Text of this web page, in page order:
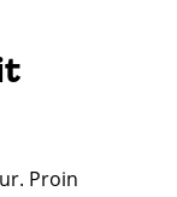
Proin